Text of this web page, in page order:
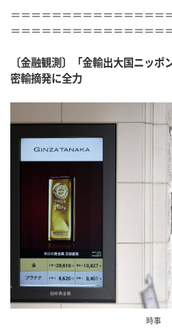
＝＝＝＝＝＝＝＝＝＝＝＝＝＝＝
＝＝＝＝＝＝＝＝＝＝＝＝＝＝＝
〔金融観測〕「金輸出大国ニッポ
密輸摘発に全力
時事